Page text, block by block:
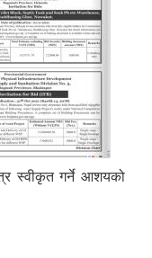
स्वीकृत गर्ने आशयको